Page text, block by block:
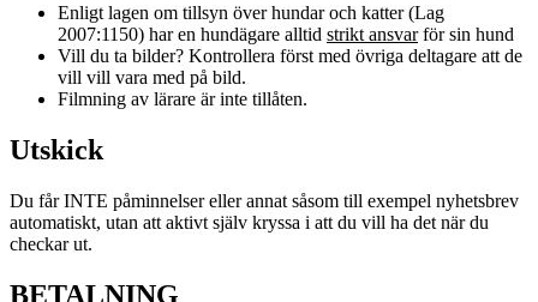
Enligt lagen om tillsyn över hundar och katter (Lag
2007:1150) har en hundägare alltid strikt ansvarför sin hund
Vill du ta bilder? Kontrollera först med övriga deltagare att de
vill vill vara med på bild.
Filmning av lärare är inte tillåten.
Utskick
Du får INTE påminnelser eller annat såsom till exempel nyhetsbrev
automatiskt, utan att aktivt själv kryssa i att du vill ha det när du
checkar ut.
BETALNING